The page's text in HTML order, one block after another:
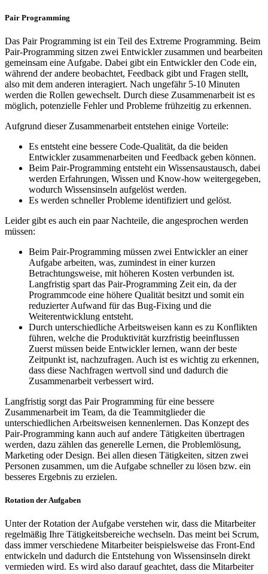
Pair Programming
Das Pair Programming ist ein Teil des Extreme Programming. Beim
Pair-Programming sitzen zwei Entwickler zusammen und bearbeiten
gemeinsam eine Aufgabe. Dabei gibt ein Entwickler den Code ein,
während der andere beobachtet, Feedback gibt und Fragen stellt,
also mit dem anderen interagiert. Nach ungefähr 5-10 Minuten
werden die Rollen gewechselt. Durch diese Zusammenarbeit ist es
möglich, potenzielle Fehler und Probleme frühzeitig zu erkennen.
Aufgrund dieser Zusammenarbeit entstehen einige Vorteile:
Es entsteht eine bessere Code-Qualität, da die beiden
Entwickler zusammenarbeiten und Feedback geben können.
Beim Pair-Programming entsteht ein Wissensaustausch, dabei
werden Erfahrungen, Wissen und Know-how weitergegeben,
wodurch Wissensinseln aufgelöst werden.
Es werden schneller Probleme identifiziert und gelöst.
Leider gibt es auch ein paar Nachteile, die angesprochen werden
müssen:
Beim Pair-Programming müssen zwei Entwickler an einer
Aufgabe arbeiten, was, zumindest in einer kurzen
Betrachtungsweise, mit höheren Kosten verbunden ist.
Langfristig spart das Pair-Programming Zeit ein, da der
Programmcode eine höhere Qualität besitzt und somit ein
reduzierter Aufwand für das Bug-Fixing und die
Weiterentwicklung entsteht.
Durch unterschiedliche Arbeitsweisen kann es zu Konflikten
führen, welche die Produktivität kurzfristig beeinflussen
Zuerst müssen beide Entwickler lernen, wann der beste
Zeitpunkt ist, nachzufragen. Auch ist es wichtig zu erkennen,
dass diese Nachfragen wertvoll sind und dadurch die
Zusammenarbeit verbessert wird.
Langfristig sorgt das Pair Programming für eine bessere
Zusammenarbeit im Team, da die Teammitglieder die
unterschiedlichen Arbeitsweisen kennenlernen. Das Konzept des
Pair-Programming kann auch auf andere Tätigkeiten übertragen
werden, dazu zählen das generelle Lernen, die Problemlösung,
Marketing oder Design. Bei allen diesen Tätigkeiten, sitzen zwei
Personen zusammen, um die Aufgabe schneller zu lösen bzw. ein
besseres Ergebnis zu erzielen.
Rotation der Aufgaben
Unter der Rotation der Aufgabe verstehen wir, dass die Mitarbeiter
regelmäßig Ihre Tätigkeitsbereiche wechseln. Das meint bei Scrum,
dass immer verschiedene Mitarbeiter beispielsweise das Front-End
entwickeln und dadurch die Entstehung von Wissensinseln direkt
vermieden wird. Es wird also darauf geachtet, dass die Mitarbeiter